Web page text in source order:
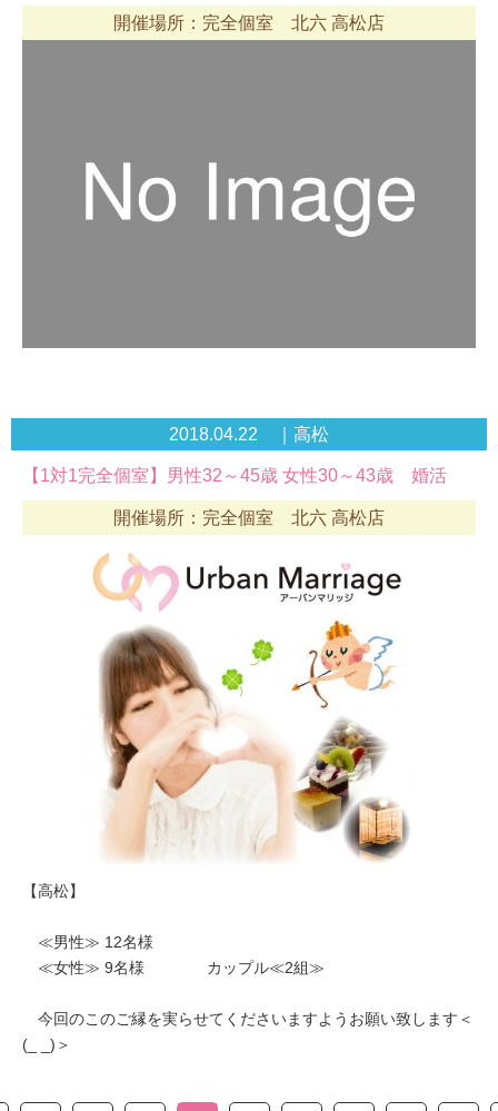
開催場所：完全個室 北六 高松店
2018.04.22 ｜高松
【1対1完全個室】男性32～45歳 女性30～43歳 婚活
開催場所：完全個室 北六 高松店
【高松】
≪男性≫ 12名様
≪女性≫ 9名様 カップル≪2組≫
今回のこのご縁を実らせてくださいますようお願い致します＜
(_ _)＞